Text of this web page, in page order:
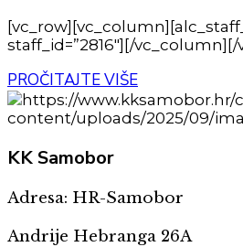
staff_id=”2816″][/vc_column][/
PROČITAJTE VIŠE
KKSamobor
Adresa: HR-Samobor
Andrije Hebranga 26A